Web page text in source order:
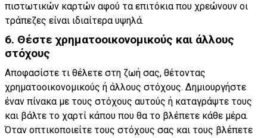
πιστωτικών καρτών αφού τα επιτόκια που χρεώνουν οι
τράπεζες είναι ιδιαίτερα υψηλά.
6. Θέστε χρηματοοικονομικούς και άλλους
στόχους
Αποφασίστε τι θέλετε στη ζωή σας, θέτοντας
χρηματοοικονομικούς ή άλλους στόχους. Δημιουργήστε
έναν πίνακα με τους στόχους αυτούς ή καταγράψτε τους
και βάλτε το χαρτί κάπου που θα το βλέπετε κάθε μέρα.
Όταν οπτικοποιείτε τους στόχους σας και τους βλέπετε